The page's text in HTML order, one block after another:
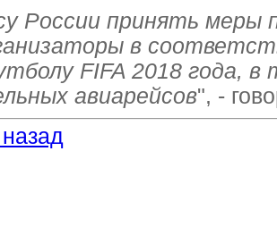
России принять меры
в
FIFA 2018 года, в
авиарейсов", -